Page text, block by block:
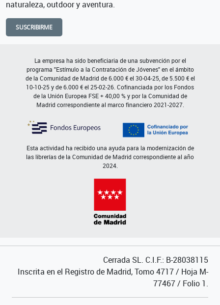
naturaleza, outdoor y aventura.
SUSCRIBIRME
La empresa ha sido beneficiaria de una subvención por el
programa "Estímulo a la Contratación de Jóvenes" en el ámbito
de la Comunidad de Madrid de 6.000 € el 30-04-25, de 5.500 € el
10-10-25 y de 6.000 € el 25-02-26. Cofinanciada por los Fondos
de la Unión Europea FSE + 40,00 % y por la Comunidad de
Madrid correspondiente al marco financiero 2021-2027.
Esta actividad ha recibido una ayuda para la modernización de
las librerías de la Comunidad de Madrid correspondiente al año
2024.
Cerrada SL. C.I.F.: B-28038115
Inscrita en el Registro de Madrid, Tomo 4717 / Hoja M-
77467 / Folio 1.